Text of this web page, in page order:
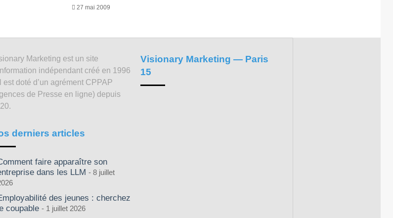
27 mai 2009
Marketing est un site
indépendant créé en 1996
est doté d’un agrément CPPAP
de Presse en ligne) depuis
derniers articles
faire apparaître son
dans les LLM
8 juillet
des jeunes : cherchez
coupable
1 juillet 2026
Visionary Marketing — Paris
15